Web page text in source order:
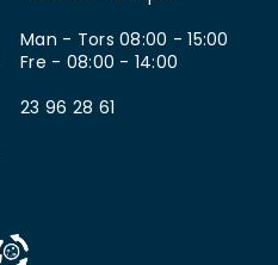
Man - Tors 08:00 - 15:00
Fre - 08:00 - 14:00
23 96 28 61